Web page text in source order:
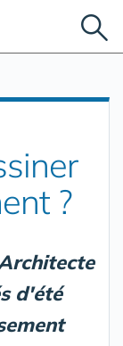
?
d'été